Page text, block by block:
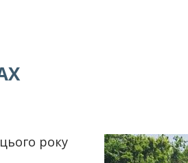
року